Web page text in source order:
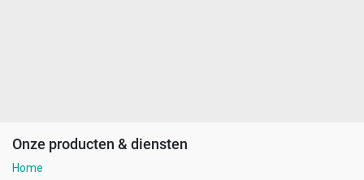
Onze producten & diensten
Home